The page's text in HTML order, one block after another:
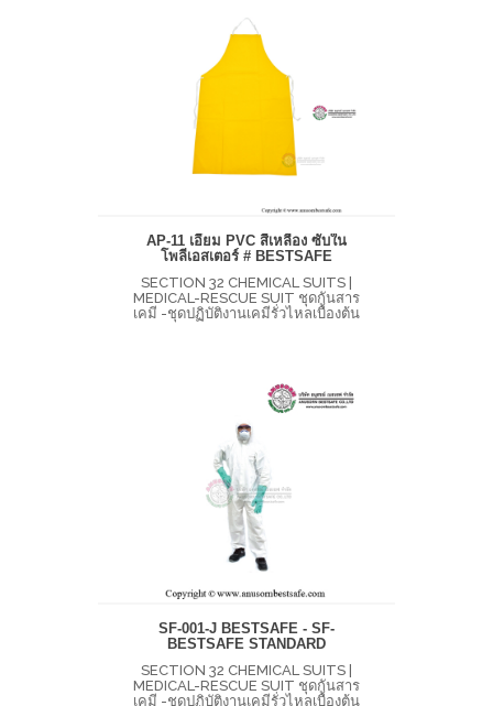
AP-11 เอี๊ยม PVC สีเหลือง ซับใน
โพลีเอสเตอร์ # BESTSAFE
SECTION 32 CHEMICAL SUITS |
MEDICAL-RESCUE SUIT ชุดกันสาร
เคมี -ชุดปฏิบัติงานเคมีรั่วไหลเบื้องต้น
SF-001-J BESTSAFE - SF-
BESTSAFE STANDARD
SECTION 32 CHEMICAL SUITS |
MEDICAL-RESCUE SUIT ชุดกันสาร
เคมี -ชุดปฏิบัติงานเคมีรั่วไหลเบื้องต้น